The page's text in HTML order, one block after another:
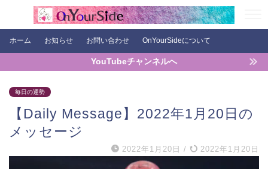
ホーム お知らせ お問い合わせ OnYourSideについて
YouTubeチャンネルへ
毎日の運勢
【Daily Message】2022年1月20日の
メッセージ
2022年1月20日 / 2022年1月20日